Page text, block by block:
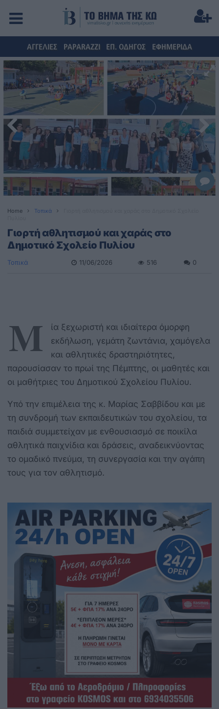
ΑΓΓΕΛΙΕΣ PAPARAZZI ΕΠ. ΟΔΗΓΟΣ ΕΦΗΜΕΡΙΔΑ
Home Τοπικά
Γιορτή αθλητισμού και χαράς στο
Δημοτικό Σχολείο Πυλίου
Τοπικά 11/06/2026 516 0
Μ
ία ξεχωριστή και ιδιαίτερα όμορφη
εκδήλωση, γεμάτη ζωντάνια, χαμόγελα
και αθλητικές δραστηριότητες,
παρουσίασαν το πρωί της Πέμπτης, οι μαθητές και
οι μαθήτριες του Δημοτικού Σχολείου Πυλίου.
Υπό την επιμέλεια της κ. Μαρίας Σαββίδου και με
τη συνδρομή των εκπαιδευτικών του σχολείου, τα
παιδιά συμμετείχαν με ενθουσιασμό σε ποικίλα
αθλητικά παιχνίδια και δράσεις, αναδεικνύοντας
το ομαδικό πνεύμα, τη συνεργασία και την αγάπη
τους για τον αθλητισμό.